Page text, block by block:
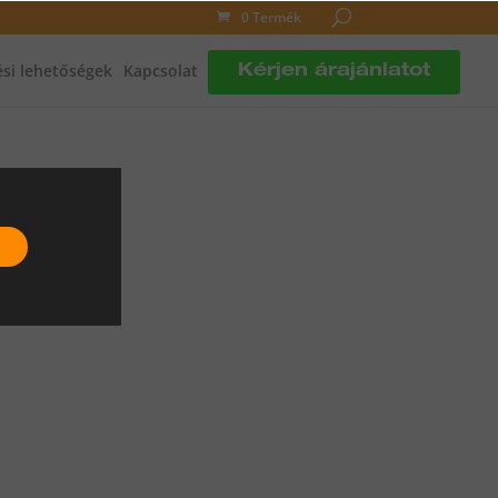
0 Termék
lehetőségek Kapcsolat Kérjen árajánlatot